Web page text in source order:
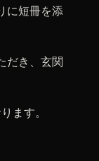
に短冊を添
だき、玄関
ます。